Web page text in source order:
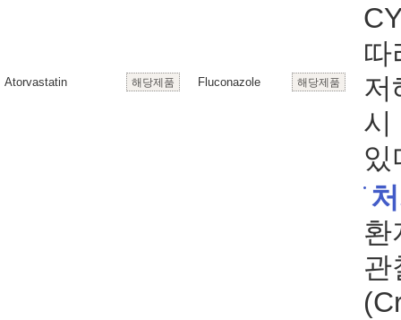
Atorvastatin 해당제품 Fluconazole 해당제품
따
저
시
있
환
관